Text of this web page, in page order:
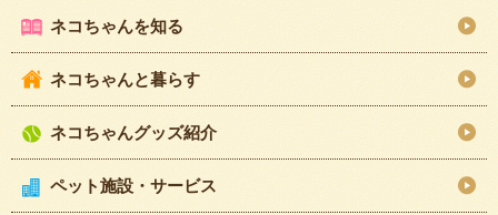
ネコちゃんを知る
ネコちゃんと暮らす
ネコちゃんグッズ紹介
ペット施設・サービス